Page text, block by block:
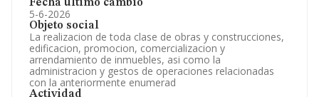
Fecha último cambio
5-6-2026
Objeto social
La realizacion de toda clase de obras y construcciones,
edificacion, promocion, comercializacion y
arrendamiento de inmuebles, asi como la
administracion y gestos de operaciones relacionadas
con la anteriormente enumerad
Actividad